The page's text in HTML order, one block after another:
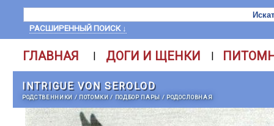
РАСШИРЕННЫЙ ПОИСК ↓
ГЛАВНАЯ | ДОГИ И ЩЕНКИ |
INTRIGUE VON SEROLOD
РОДСТВЕННИКИ / ПОТОМКИ/ ПОДБОР ПАРЫ / РОДОСЛОВНАЯ